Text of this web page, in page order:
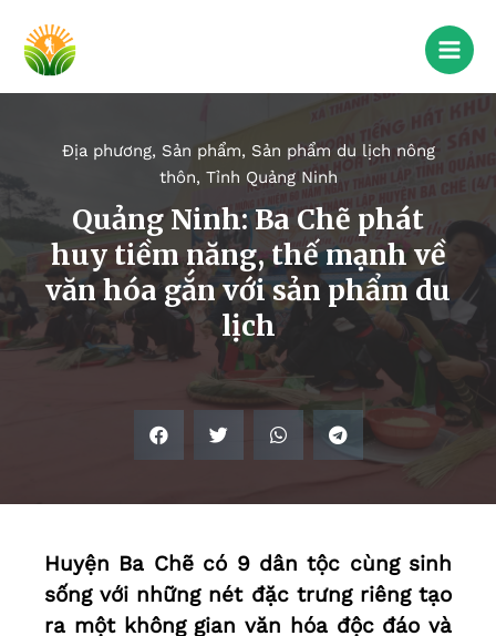
Địa phương, Sản phẩm, Sản phẩm du lịch nông
thôn, Tỉnh Quảng Ninh
Quảng Ninh: Ba Chẽ phát
huy tiềm năng, thế mạnh về
văn hóa gắn với sản phẩm du
lịch
Huyện Ba Chẽ có 9 dân tộc cùng sinh
sống với những nét đặc trưng riêng tạo
ra một không gian văn hóa độc đáo và